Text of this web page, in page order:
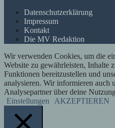
Datenschutzerklärung
Impressum
Kontakt
Die MV Redaktion
Wir verwenden Cookies, um die
Website zu gewährleisten, Inhalte
Funktionen bereitzustellen und
analysieren. Wir informieren auch
Analysepartner über deine
Einstellungen
AKZEPTIEREN